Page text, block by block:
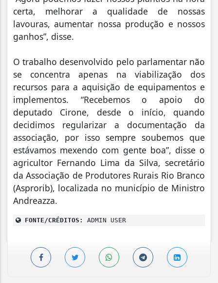
certa, melhorar a qualidade de nossas
lavouras, aumentar nossa produção e nossos
ganhos”, disse.
O trabalho desenvolvido pelo parlamentar não
se concentra apenas na viabilização dos
recursos para a aquisição de equipamentos e
implementos. “Recebemos o apoio do
deputado Cirone, desde o início, quando
decidimos regularizar a documentação da
associação, por isso sempre soubemos que
estávamos mexendo com gente boa”, disse o
agricultor Fernando Lima da Silva, secretário
da Associação de Produtores Rurais Rio Branco
(Asprorib), localizada no município de Ministro
Andreazza.
FONTE/CRÉDITOS: ADMIN USER